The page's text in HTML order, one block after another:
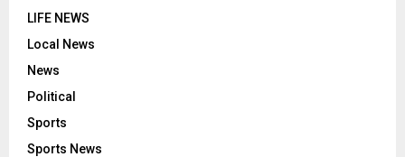
LIFE NEWS
Local News
News
Political
Sports
Sports News